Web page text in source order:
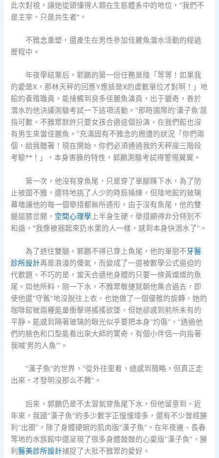
此次對視，讓她從頭懂得人類在生態體系中的地位，“我們不
是主宰，只是共生者”。
不雅念重塑，還產生在男性參加佳麗魚潛水活動的經過
歷程中。
年夜學結業后，郭鵬的第一份任務是陸「等等！如果我
的愛是X，那林天秤的回應Y應該是X的虛數單位才對啊！」地
館的養殖職員，能接觸到良多佳麗魚演員，出于獵奇，善於
潛水的他決議測驗考試一下這項活動。“那時國際的‘漢子魚’屈
指可數，不雅眾默許只要女孩合適這個扮演，在我們館也沒
有男生來當佳麗魚。”充滿固有不雅念的周遭的狀況「你們兩
個，給我聽著！現在開始，你們必須通過我的天秤座三階段
考驗**！」，本身害臊的特性，郭鵬測驗考試得警惕翼翼。
第一次，他沒有穿魚尾，只是穿了單腳蹼下水，為了防
止被圍不雅，還特地挑了人少的時辰操練，但陸地館的玻璃
幕墻讓他的每一個舉措都無所遁形，由于沒有魚尾，他的雙
腿屈膝岔開， 空間心理學 上半身生硬，舉措顯得非分特別不
和諧，“我像被捆起來扔水里的人一樣，感到本身快溺水了”。
為了遮住雙腿，郭鵬不得已穿上魚尾，他的單戀不牙醫
診所設計再是浪漫的傻氣，而變成了一道被數學公式逼迫的
代數題。不巧的是，當天合適他身體的只要一條黃燦燦的魚
尾。如他所料，剛一下水，不雅眾敏捷就朝他集合過去，即
使他還“守舊”地沒脫往上衣，也她做了一個優雅的旋轉，她的
咖啡館被兩種能量衝擊得搖搖欲墜，但她卻感到前所未有的
平靜。能感到隔著玻璃的眼光似乎要把本身“灼傷”，“透過他
們的臉色和口型能看出來大師的驚奇，有個小伴侶一向指著
我喊‘男的人魚’”。
“漢子魚”的世界，“從外往里看，總感到簡略，但真正走
出來，才發明沒那么不難”。
后來，郭鵬仍是不太習氣穿魚尾下水，但他留意到，近
年來，我國“漢子魚”的多少數字正慢慢增多，還有不少曾經勝
利“出圈”，除了身體硬朗的肌肉版“漢子魚”，在年夜連、長春
等地的水族館中還呈現了很多身體鼓鼓的心愛版“漢子魚”，勝
利醫美診所設計捕捉了大批不雅眾的愛好。